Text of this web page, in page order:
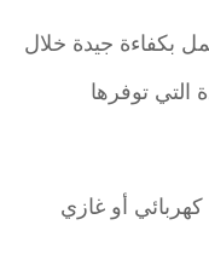
بكفاءة جيدة خلال
توفرها
أو غازي